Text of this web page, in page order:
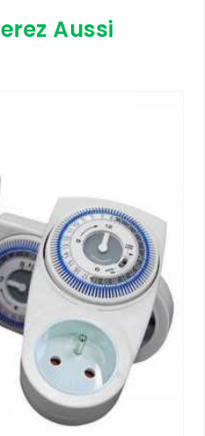
Aussi